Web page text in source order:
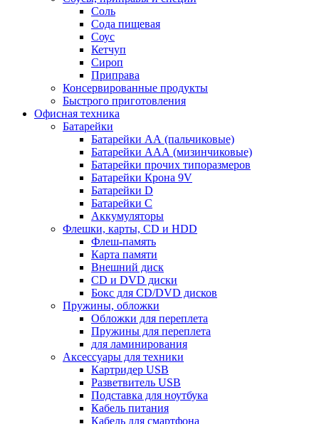
Соль
Сода пищевая
Соус
Кетчуп
Сироп
Приправа
Консервированные продукты
Быстрого приготовления
Офисная техника
Батарейки
Батарейки АА (пальчиковые)
Батарейки ААА (мизинчиковые)
Батарейки прочих типоразмеров
Батарейки Крона 9V
Батарейки D
Батарейки С
Аккумуляторы
Флешки, карты, CD и HDD
Флеш-память
Карта памяти
Внешний диск
CD и DVD диски
Бокс для CD/DVD дисков
Пружины, обложки
Обложки для переплета
Пружины для переплета
для ламинирования
Аксессуары для техники
Картридер USB
Разветвитель USB
Подставка для ноутбука
Кабель питания
Кабель для смартфона